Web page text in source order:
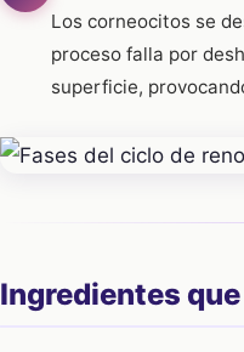
Los corneocitos se
proceso falla por
superficie,
Ingredientes